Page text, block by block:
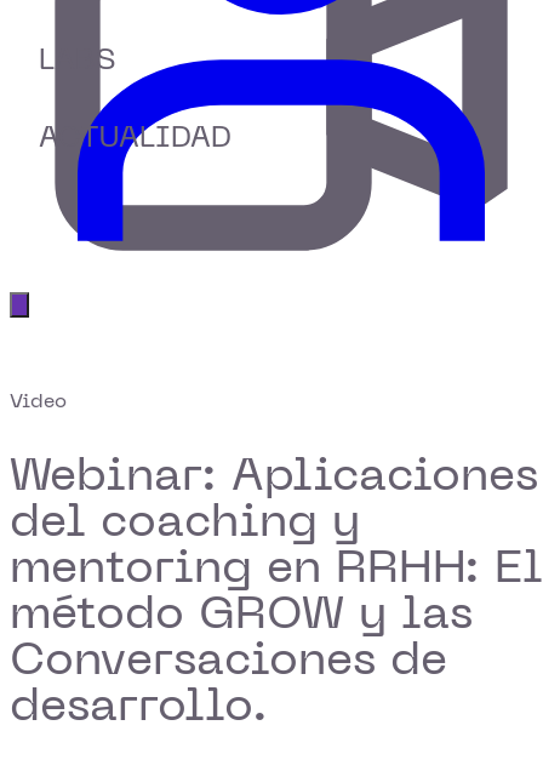
LABS
ACTUALIDAD
Video
Webinar: Aplicaciones
del coaching y
mentoring en RRHH: El
método GROW y las
Conversaciones de
desarrollo.